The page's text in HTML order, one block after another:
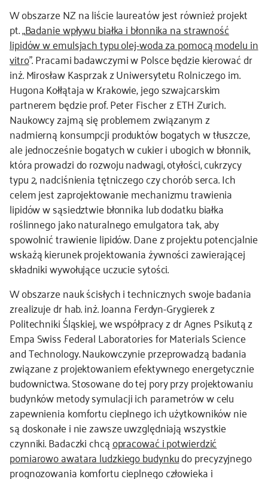
W obszarze NZ na liście laureatów jest również projekt
pt. „Badanie wpływu białka i błonnika na strawność
lipidów w emulsjach typu olej-woda za pomocą modelu in
vitro”. Pracami badawczymi w Polsce będzie kierować dr
inż. Mirosław Kasprzak z Uniwersytetu Rolniczego im.
Hugona Kołłątaja w Krakowie, jego szwajcarskim
partnerem będzie prof. Peter Fischer z ETH Zurich.
Naukowcy zajmą się problemem związanym z
nadmierną konsumpcji produktów bogatych w tłuszcze,
ale jednocześnie bogatych w cukier i ubogich w błonnik,
która prowadzi do rozwoju nadwagi, otyłości, cukrzycy
typu 2, nadciśnienia tętniczego czy chorób serca. Ich
celem jest zaprojektowanie mechanizmu trawienia
lipidów w sąsiedztwie błonnika lub dodatku białka
roślinnego jako naturalnego emulgatora tak, aby
spowolnić trawienie lipidów. Dane z projektu potencjalnie
wskażą kierunek projektowania żywności zawierającej
składniki wywołujące uczucie sytości.
W obszarze nauk ścisłych i technicznych swoje badania
zrealizuje dr hab. inż. Joanna Ferdyn-Grygierek z
Politechniki Śląskiej, we współpracy z dr Agnes Psikutą z
Empa Swiss Federal Laboratories for Materials Science
and Technology. Naukowczynie przeprowadzą badania
związane z projektowaniem efektywnego energetycznie
budownictwa. Stosowane do tej pory przy projektowaniu
budynków metody symulacji ich parametrów w celu
zapewnienia komfortu cieplnego ich użytkowników nie
są doskonałe i nie zawsze uwzględniają wszystkie
czynniki. Badaczki chcąopracować i potwierdzić
pomiarowo awatara ludzkiego budynkudo precyzyjnego
prognozowania komfortu cieplnego człowieka i